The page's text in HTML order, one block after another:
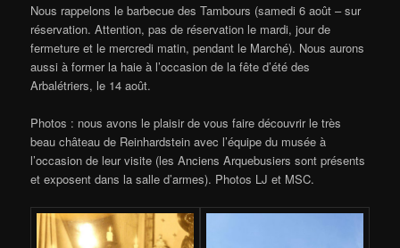
Nous rappelons le barbecue des Tambours (samedi 6 août – sur
réservation. Attention, pas de réservation le mardi, jour de
fermeture et le mercredi matin, pendant le Marché). Nous aurons
aussi à former la haie à l’occasion de la fête d’été des
Arbalétriers, le 14 août.
Photos : nous avons le plaisir de vous faire découvrir le très
beau château de Reinhardstein avec l’équipe du musée à
l’occasion de leur visite (les Anciens Arquebusiers sont présents
et exposent dans la salle d’armes). Photos LJ et MSC.